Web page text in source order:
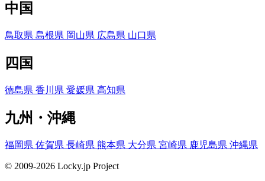
中国
鳥取県 島根県 岡山県 広島県 山口県
四国
徳島県 香川県 愛媛県 高知県
九州・沖縄
福岡県 佐賀県 長崎県 熊本県 大分県 宮崎県 鹿児島県 沖縄県
© 2009-2026 Locky.jp Project